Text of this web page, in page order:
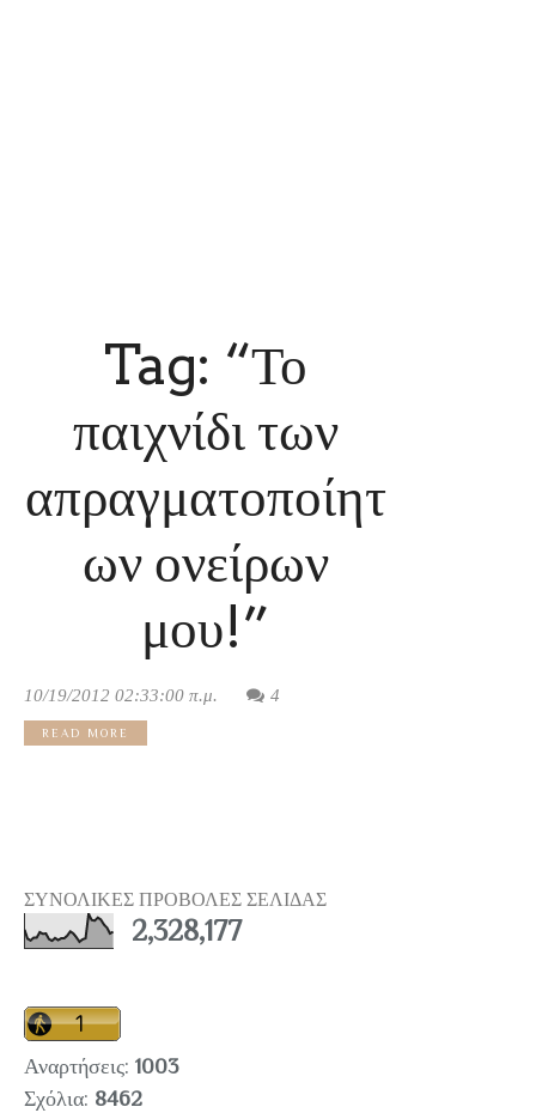
Tag: “Το
παιχνίδι των
απραγματοποίητ
ων ονείρων
μου!”
10/19/2012 02:33:00 π.μ. 4
READ MORE
ΣΥΝΟΛΙΚΕΣ ΠΡΟΒΟΛΕΣ ΣΕΛΙΔΑΣ
2,328,177
Αναρτήσεις: 1003
Σχόλια: 8462